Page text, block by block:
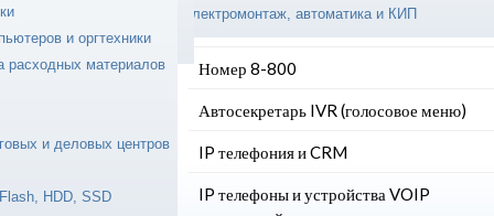
и оргтехники
расходных материалов
и деловых центров
HDD, SSD
Электромонтаж, автоматика и КИП
мира с
Мобильный офис
Номер 8-800
Автосекретарь IVR (голосовое меню)
IP телефония и CRM
IP телефоны и устройства VOIP